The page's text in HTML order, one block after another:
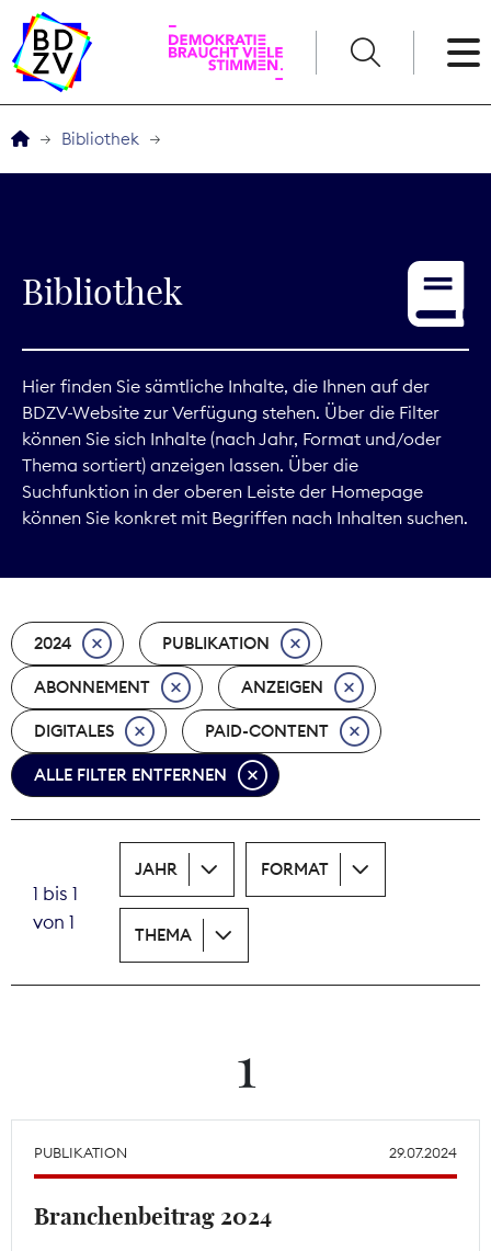
Service
Digitales
Kommunikation
Marktdaten
Nachhaltigkeit
Nachwuchs
Nova Award
Print
Wächterpreis
Mitgliederbereich
Bibliothek
Bibliothek
Hier finden Sie sämtliche Inhalte, die Ihnen auf der
BDZV-Website zur Verfügung stehen. Über die Filter
können Sie sich Inhalte (nach Jahr, Format und/oder
Thema sortiert) anzeigen lassen. Über die
Suchfunktion in der oberen Leiste der Homepage
können Sie konkret mit Begriffen nach Inhalten suchen.
2024 PUBLIKATION
ABONNEMENT ANZEIGEN
DIGITALES PAID-CONTENT
ALLE FILTER ENTFERNEN
1 bis 1
von 1
JAHR FORMAT
THEMA
1
PUBLIKATION 29.07.2024
Branchenbeitrag 2024